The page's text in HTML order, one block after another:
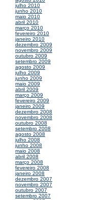
julho 2010
junho 2010
maio 2010
abril 2010
março 2010
fevereiro 2010
janeiro 2010
dezembro 2009
novembro 2009
outubro 2009
setembro 2009
agosto 2009
julho 2009
junho 2009
maio 2009
abril 2009
março 2009
fevereiro 2009
janeiro 2009
dezembro 2008
novembro 2008
outubro 2008
setembro 2008
agosto 2008
julho 2008
junho 2008
maio 2008
abril 2008
março 2008
fevereiro 2008
janeiro 2008
dezembro 2007
novembro 2007
outubro 2007
setembro 2007